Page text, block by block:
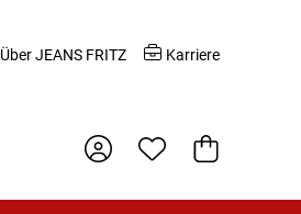
Über JEANS FRITZ Karriere
Warenkorb